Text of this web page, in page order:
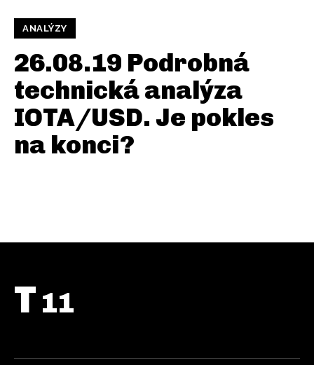
ANALÝZY
26.08.19 Podrobná
technická analýza
IOTA/USD. Je pokles
na konci?
T 11